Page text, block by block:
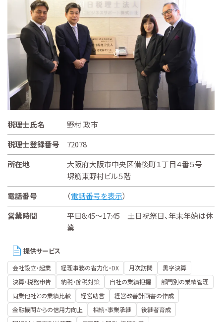
税理士氏名
野村 政市
税理士登録番号
72078
所在地
大阪府大阪市中央区備後町１丁目４番５号
堺筋東野村ビル５階
電話番号
（電話番号を表示）
営業時間
平日8:45～17:45 土日祝祭日、年末年始は休
業
提供サービス
会社設立・起業 経理事務の省力化・DX 月次訪問
黒字決算
決算・税務申告
納税・節税対策 自社の業績把握
部門別の業績管理
同業他社との業績比較
経営助言
経営改善計画書の作成
金融機関からの信用力向上
相続・事業承継
後継者育成